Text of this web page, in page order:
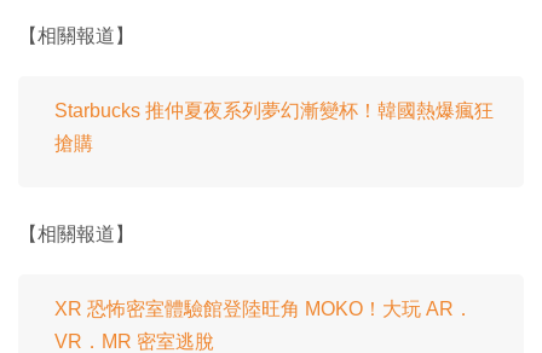
【相關報道】
Starbucks 推仲夏夜系列夢幻漸變杯！韓國熱爆瘋狂
搶購
【相關報道】
XR 恐怖密室體驗館登陸旺角 MOKO！大玩 AR．
VR．MR 密室逃脫